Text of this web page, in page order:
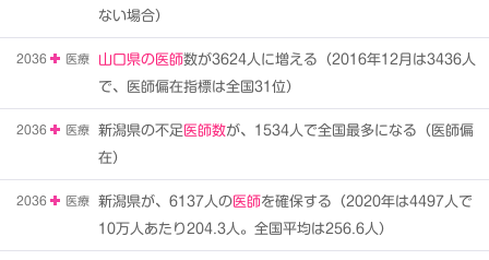
ない場合）
2036 医療 山口県の医師数が3624人に増える（2016年12月は3436人
で、医師偏在指標は全国31位）
2036 医療 新潟県の不足 医師数が、1534人で全国最多になる（医師偏
在）
2036 医療 新潟県が、6137人の医師を確保する（2020年は4497人で
10万人あたり204.3人。全国平均は256.6人）